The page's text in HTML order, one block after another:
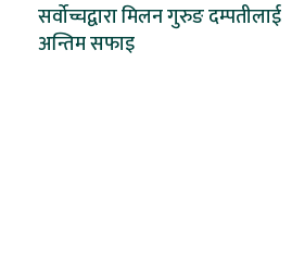
सर्वोच्चद्वारा मिलन गुरुङ दम्पतीलाई
अन्तिम सफाइ